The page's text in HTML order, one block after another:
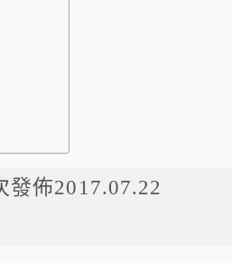
發佈2017.07.22